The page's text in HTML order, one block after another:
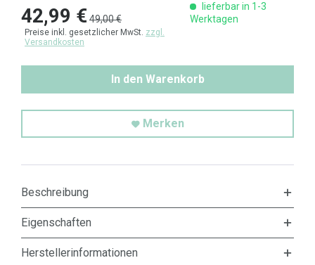
42,99 €49,00 €
Preise inkl. gesetzlicher MwSt. zzgl.
Versandkosten
lieferbar in 1-3
Werktagen
In den Warenkorb
Merken
Beschreibung
Eigenschaften
Herstellerinformationen